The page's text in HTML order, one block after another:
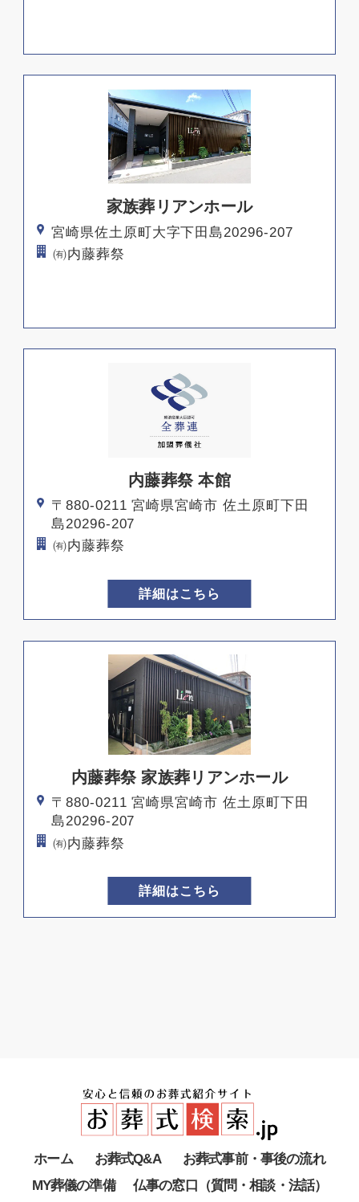
家族葬リアンホール
宮崎県佐土原町大字下田島20296-207
㈲内藤葬祭
内藤葬祭 本館
〒880-0211 宮崎県宮崎市 佐土原町下田
島20296-207
㈲内藤葬祭
詳細はこちら
内藤葬祭 家族葬リアンホール
〒880-0211 宮崎県宮崎市 佐土原町下田
島20296-207
㈲内藤葬祭
詳細はこちら
ホーム お葬式Q&A
お葬式事前・事後の流れ
MY葬儀の準備
仏事の窓口（質問・相談・法話）